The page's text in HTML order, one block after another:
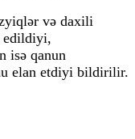
və daxili
edildiyi,
isə qanun
elan etdiyi bildirilir.